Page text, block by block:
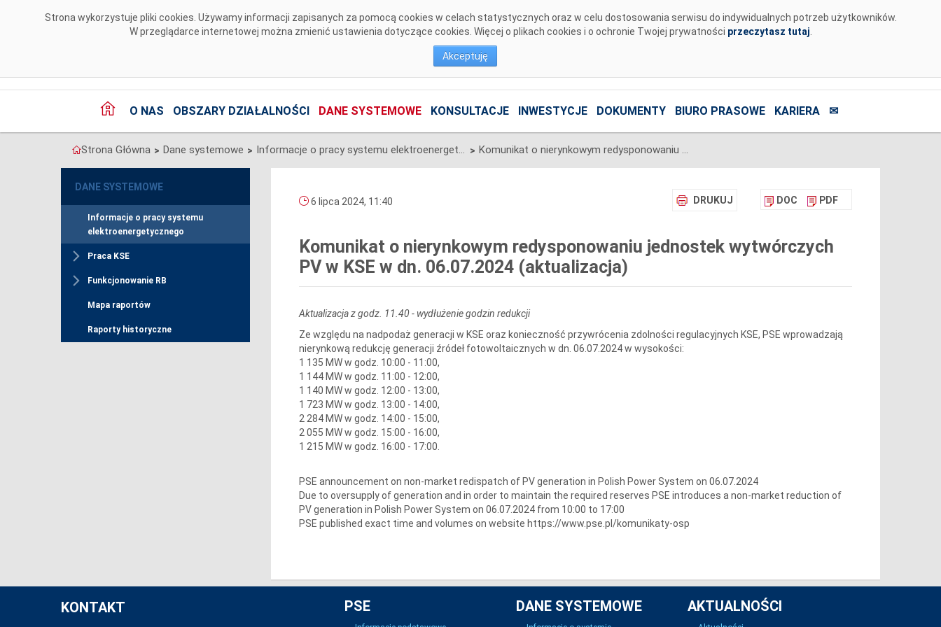
Strona wykorzystuje pliki cookies. Używamy informacji zapisanych za pomocą cookies w celach statystycznych oraz w celu dostosowania serwisu do indywidualnych potrzeb użytkowników.
W przeglądarce internetowej można zmienić ustawienia dotyczące cookies. Więcej o plikach cookies i o ochronie Twojej prywatności przeczytasz tutaj
Akceptuję
O NAS OBSZARY DZIAŁALNOŚCI DANE SYSTEMOWE KONSULTACJE INWESTYCJE DOKUMENTY BIURO PRASOWE KARIERA ✉
Strona Główna > Dane systemowe > Informacje o pracy systemu elektroenergetycznego > Komunikat o nierynkowym redysponowaniu jednostek wytwórczych PV w KSE w dn. 06.07.2024 (aktualizacja)
DANE SYSTEMOWE
Informacje o pracy systemu
elektroenergetycznego
Praca KSE
Funkcjonowanie RB
Mapa raportów
Raporty historyczne
DRUKUJ DOC PDF
6 lipca 2024, 11:40
Komunikat o nierynkowym redysponowaniu jednostek wytwórczych
PV w KSE w dn. 06.07.2024 (aktualizacja)
Aktualizacja z godz. 11.40 - wydłużenie godzin redukcji
Ze względu na nadpodaż generacji w KSE oraz konieczność przywrócenia zdolności regulacyjnych KSE, PSE wprowadzają
nierynkową redukcję generacji źródeł fotowoltaicznych w dn. 06.07.2024 w wysokości:
1 135 MW w godz. 10:00 - 11:00,
1 144 MW w godz. 11:00 - 12:00,
1 140 MW w godz. 12:00 - 13:00,
1 723 MW w godz. 13:00 - 14:00,
2 284 MW w godz. 14:00 - 15:00,
2 055 MW w godz. 15:00 - 16:00,
1 215 MW w godz. 16:00 - 17:00.
PSE announcement on non-market redispatch of PV generation in Polish Power System on 06.07.2024
Due to oversupply of generation and in order to maintain the required reserves PSE introduces a non-market reduction of
PV generation in Polish Power System on 06.07.2024 from 10:00 to 17:00
PSE published exact time and volumes on website https://www.pse.pl/komunikaty-osp
KONTAKT PSE DANE SYSTEMOWE AKTUALNOŚCI